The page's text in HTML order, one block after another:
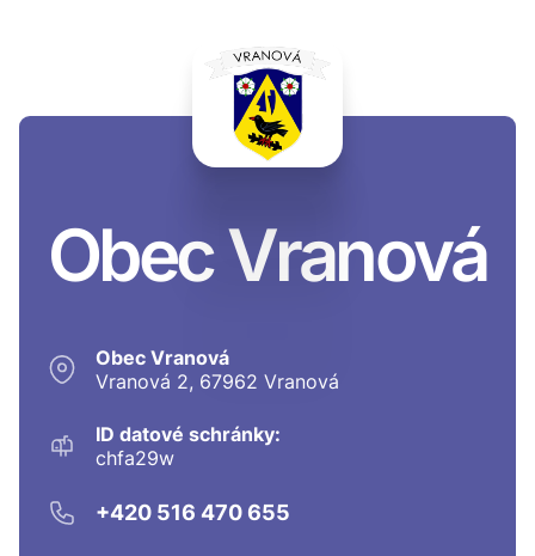
Obec Vranová
Obec Vranová
Vranová 2, 67962 Vranová
ID datové schránky:
chfa29w
+420 516 470 655